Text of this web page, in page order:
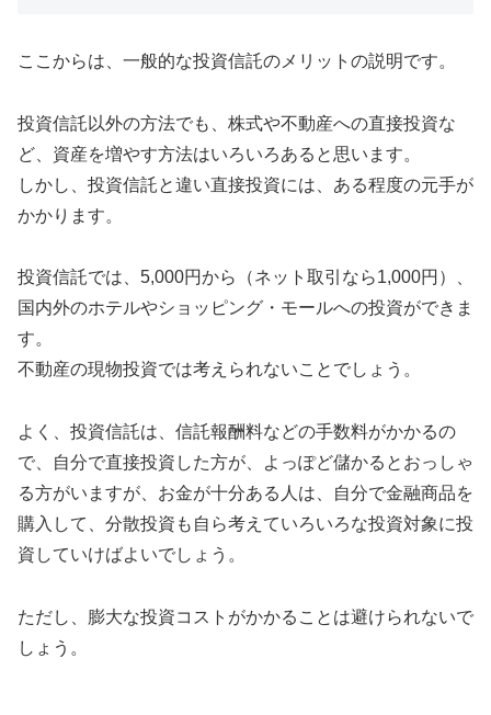
ここからは、一般的な投資信託のメリットの説明です。
投資信託以外の方法でも、株式や不動産への直接投資な
ど、資産を増やす方法はいろいろあると思います。
しかし、投資信託と違い直接投資には、ある程度の元手が
かかります。
投資信託では、5,000円から（ネット取引なら1,000円）、
国内外のホテルやショッピング・モールへの投資ができま
す。
不動産の現物投資では考えられないことでしょう。
よく、投資信託は、信託報酬料などの手数料がかかるの
で、自分で直接投資した方が、よっぽど儲かるとおっしゃ
る方がいますが、お金が十分ある人は、自分で金融商品を
購入して、分散投資も自ら考えていろいろな投資対象に投
資していけばよいでしょう。
ただし、膨大な投資コストがかかることは避けられないで
しょう。